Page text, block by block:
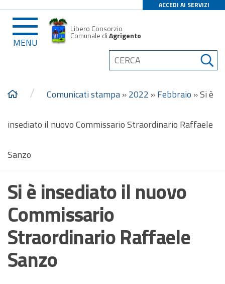
ACCEDI AI SERVIZI
MENU
Libero Consorzio
Comunale diAgrigento
/ Comunicati stampa»2022 »Febbraio »Si è
insediato il nuovo Commissario Straordinario Raffaele
Sanzo
Si è insediato il nuovo
Commissario
Straordinario Raffaele
Sanzo